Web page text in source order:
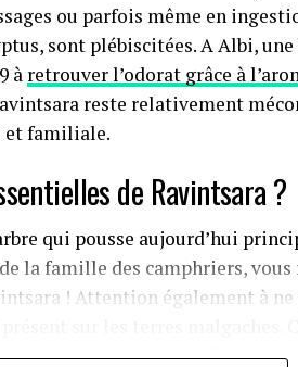
ou parfois même en
sont plébiscitées. A Albi,
à retrouver l’odorat grâce à
reste relativement
et familiale.
de Ravintsara ?
qui pousse aujourd’hui
la famille des camphriers, vous
! Attention également à
indications sont très différentes.